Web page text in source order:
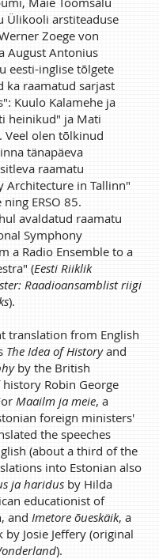
Ülikooli arstiteaduse
Zoege von
August Antonius
eesti-inglise tõlgete
ka raamatud sarjast
Kuulo Kalamehe ja
heinikud" ja Mati
olen tõlkinud
tänapäeva
raamatu
Architecture in Tallinn"
ERSO 85.
avaldatud raamatu
Symphony
a Radio Ensemble to a
(Eesti Riiklik
Raadioansamblist riigi
).
translation from English
The Idea of Historyand
by the British
Robin George
Maailm ja meie, a
foreign ministers'
the speeches
(about a third of the
into Estonian also
ja haridus by Hilda
educationist of
and Imetore õueskäik, a
Josie Jeffery (original
).